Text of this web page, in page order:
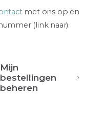
met ons op en
(link naar).
Mijn
bestellingen
beheren